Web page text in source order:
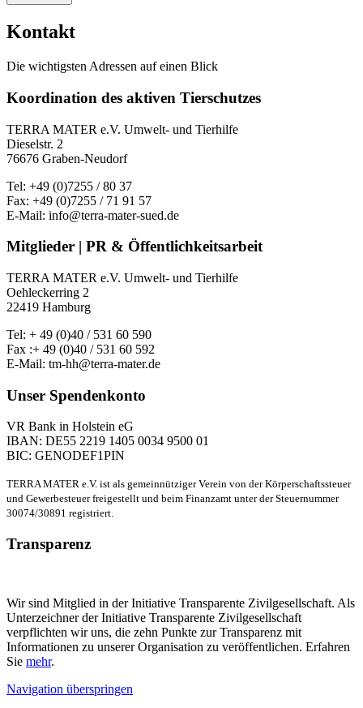
Kontakt
Die wichtigsten Adressen auf einen Blick
Koordination des aktiven Tierschutzes
TERRA MATER e.V. Umwelt- und Tierhilfe
Dieselstr. 2
76676 Graben-Neudorf
Tel: +49 (0)7255 / 80 37
Fax: +49 (0)7255 / 71 91 57
E-Mail: info@terra-mater-sued.de
Mitglieder | PR & Öffentlichkeitsarbeit
TERRA MATER e.V. Umwelt- und Tierhilfe
Oehleckerring 2
22419 Hamburg
Tel: + 49 (0)40 / 531 60 590
Fax :+ 49 (0)40 / 531 60 592
E-Mail: tm-hh@terra-mater.de
Unser Spendenkonto
VR Bank in Holstein eG
IBAN: DE55 2219 1405 0034 9500 01
BIC: GENODEF1PIN
TERRA MATER e.V. ist als gemeinnütziger Verein von der Körperschaftssteuer
und Gewerbesteuer freigestellt und beim Finanzamt unter der Steuernummer
30074/30891 registriert.
Transparenz
Wir sind Mitglied in der Initiative Transparente Zivilgesellschaft. Als
Unterzeichner der Initiative Transparente Zivilgesellschaft
verpflichten wir uns, die zehn Punkte zur Transparenz mit
Informationen zu unserer Organisation zu veröffentlichen. Erfahren
Sie mehr.
Navigation überspringen